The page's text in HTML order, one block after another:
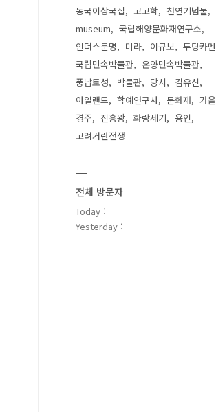
동국이상국집
고고학
천연기념물
museum
국립해양문화재연구소
인더스문명
미라 이규보
투탕카멘
국립민속박물관
온양민속박물관
풍납토성
박물관 당시
김유신
아일랜드
학예연구사 문화재
가을
경주
진흥왕 화랑세기
용인
고려거란전쟁
전체 방문자
Today :
Yesterday :